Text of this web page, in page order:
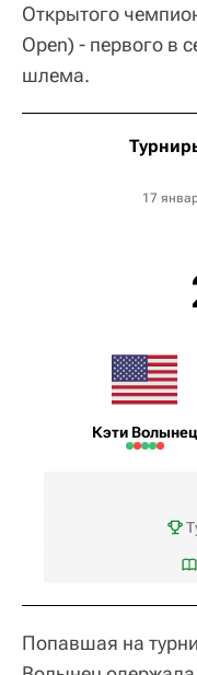
Открытого
Open) - первого в
шлема.
17
Кэти Волынец
Попавшая на